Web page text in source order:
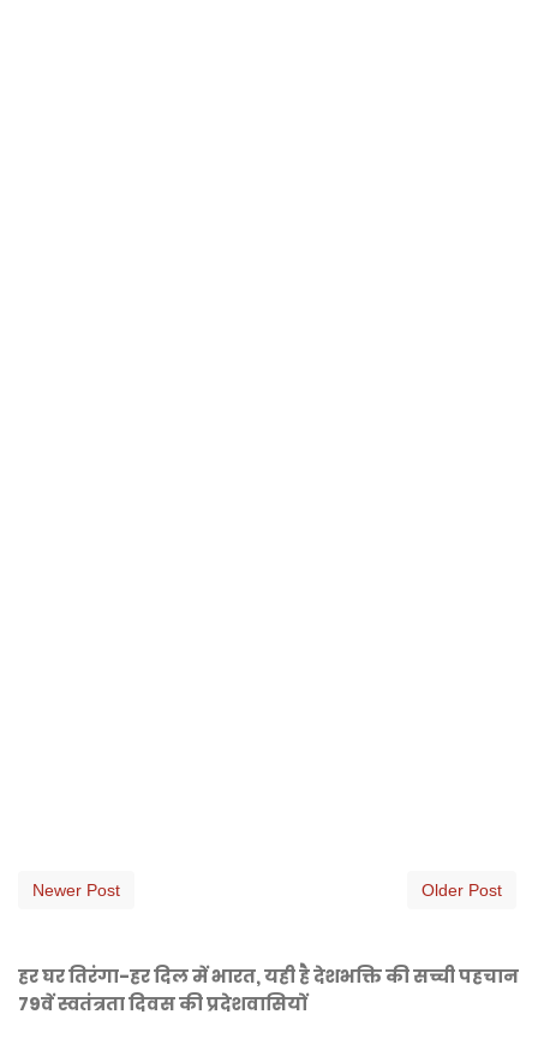
Newer Post Older Post
हर घर तिरंगा-हर दिल में भारत, यही है देशभक्ति की सच्ची पहचान
79वें स्वतंत्रता दिवस की प्रदेशवासियों